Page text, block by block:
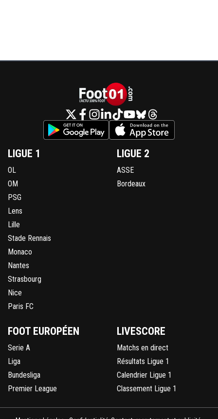
LIGUE 1
OL
OM
PSG
Lens
Lille
Stade Rennais
Monaco
Nantes
Strasbourg
Nice
Paris FC
LIGUE 2
ASSE
Bordeaux
FOOT EUROPÉEN
Serie A
Liga
Bundesliga
Premier League
LIVESCORE
Matchs en direct
Résultats Ligue 1
Calendrier Ligue 1
Classement Ligue 1